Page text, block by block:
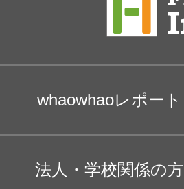
whaowhaoレポート
法人・学校関係の方